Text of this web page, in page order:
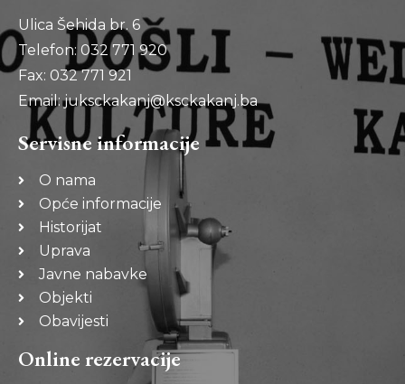
Ulica Šehida br. 6
Telefon: 032 771 920
Fax: 032 771 921
Email: juksckakanj@ksckakanj.ba
Servisne informacije
O nama
Opće informacije
Historijat
Uprava
Javne nabavke
Objekti
Obavijesti
Online rezervacije